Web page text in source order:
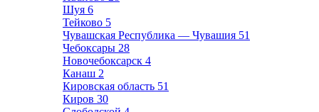
Шуя 6
Тейково 5
Чувашская Республика — Чувашия 51
Чебоксары 28
Новочебоксарск 4
Канаш 2
Кировская область 51
Киров 30